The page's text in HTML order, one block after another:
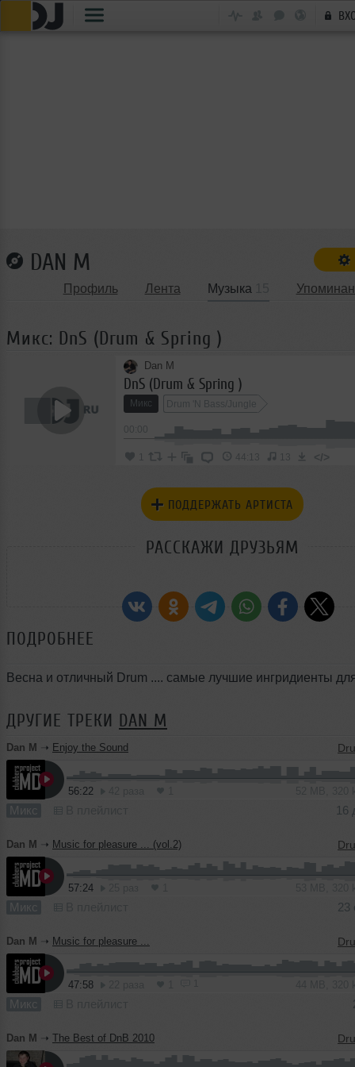
DAN M
Профиль Лента Музыка
Микс: DnS (Drum & Spring )
Dan M
DnS (Drum & Spring )
Микс Drum 'N Bass/Jungle
44:13 13 </>
ПОДДЕРЖАТЬ АРТИСТА
РАССКАЖИ ДРУЗЬЯМ
ПОДРОБНЕЕ
Весна и отличный Drum .... самые лучшие ингридиенты
ДРУГИЕ ТРЕКИ DAN M
Dan M ➝ Enjoy the Sound
56:22
Микс 16
Dan M ➝ Music for pleasure ... (vol.2)
57:24
Микс 23
Dan M ➝ Music for pleasure ...
47:58
Микс
Dan M ➝ The Best of DnB 2010